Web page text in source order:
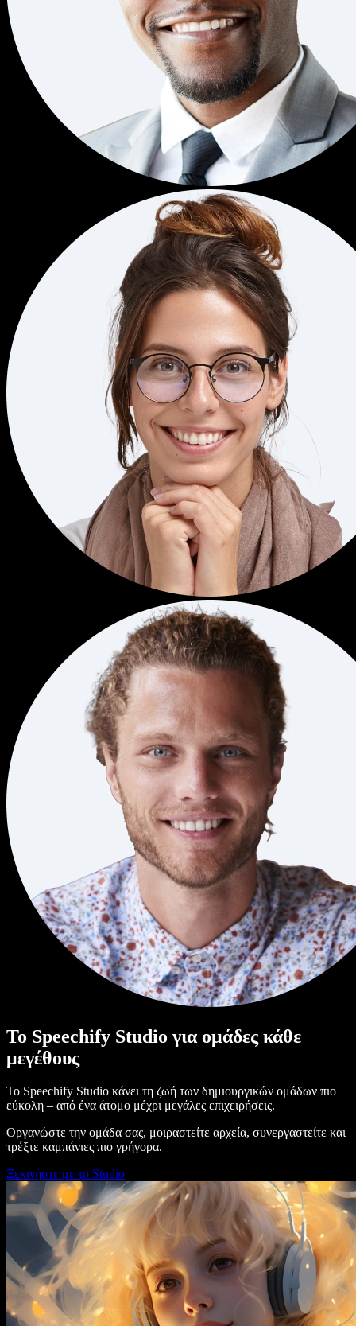
Το Speechify Studio για ομάδες κάθε
μεγέθους
Το Speechify Studio κάνει τη ζωή των δημιουργικών ομάδων πιο
εύκολη – από ένα άτομο μέχρι μεγάλες επιχειρήσεις.
Οργανώστε την ομάδα σας, μοιραστείτε αρχεία, συνεργαστείτε και
τρέξτε καμπάνιες πιο γρήγορα.
Ξεκινήστε με το Studio